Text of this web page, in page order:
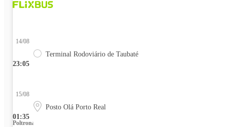
23:05
14/08
Terminal Rodoviário de Taubaté
01:35
15/08
Posto Olá Porto Real
Poltrona